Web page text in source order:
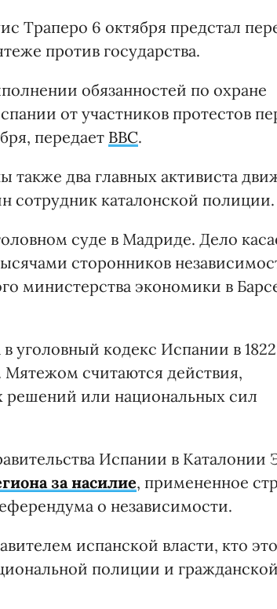
Траперо 6 октября предстал
против государства.
обязанностей по охране
от участников протестов
передает BBC.
также два главных активиста
сотрудник каталонской полиции.
суде в Мадриде. Дело
сторонников
министерства экономики в
уголовный кодекс Испании в
Мятежом считаются действия,
решений или национальных сил
Испании в Каталонии
за насилие, примененное
о независимости.
испанской власти, кто это
полиции и гражданской